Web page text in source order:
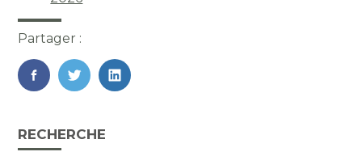
Partager :
FaceBook
TwitterLinkedIn
Blog
sidebar
RECHERCHE